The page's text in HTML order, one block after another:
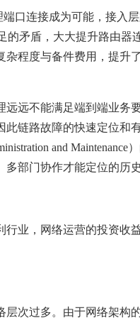
口连接成为可能，接入
的矛盾，大大提升路由器
程度与备件费用，提升了
远不能满足端到端业务
链路故障的快速定位和
and
部门协作才能定位的历
业，网络运营的投资收
次过多。由于网络架构